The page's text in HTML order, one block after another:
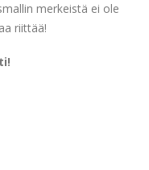
merkeistä ei ole
riittää!